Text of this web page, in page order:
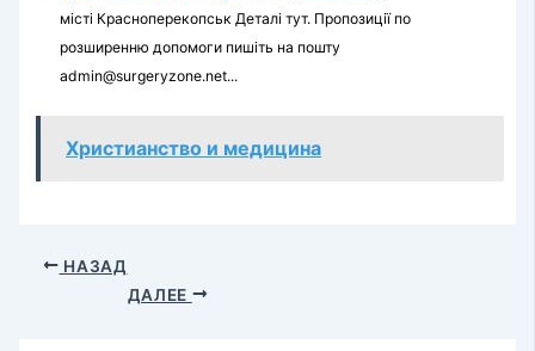
місті Красноперекопськ Деталі тут. Пропозиції по
розширенню допомоги пишіть на пошту
admin@surgeryzone.net...
Христианство и медицина
НАЗАД
ДАЛЕЕ